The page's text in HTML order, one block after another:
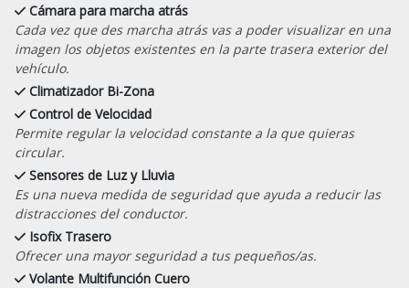
Cámara para marcha atrás
Cada vez que des marcha atrás vas a poder visualizar en una
imagen los objetos existentes en la parte trasera exterior del
vehículo.
Climatizador Bi-Zona
Control de Velocidad
Permite regular la velocidad constante a la que quieras
circular.
Sensores de Luz y Lluvia
Es una nueva medida de seguridad que ayuda a reducir las
distracciones del conductor.
Isofix Trasero
Ofrecer una mayor seguridad a tus pequeños/as.
Volante Multifunción Cuero